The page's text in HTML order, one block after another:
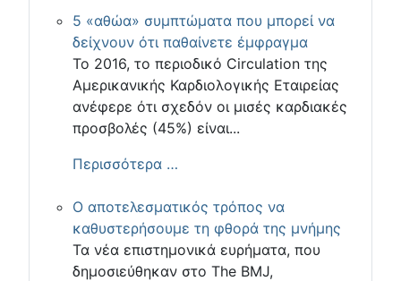
5 «αθώα» συμπτώματα που μπορεί να
δείχνουν ότι παθαίνετε έμφραγμα
Το 2016, το περιοδικό Circulation της
Αμερικανικής Καρδιολογικής Εταιρείας
ανέφερε ότι σχεδόν οι μισές καρδιακές
προσβολές (45%) είναι...
Περισσότερα …
Ο αποτελεσματικός τρόπος να
καθυστερήσουμε τη φθορά της μνήμης
Τα νέα επιστημονικά ευρήματα, που
δημοσιεύθηκαν στο The BMJ,